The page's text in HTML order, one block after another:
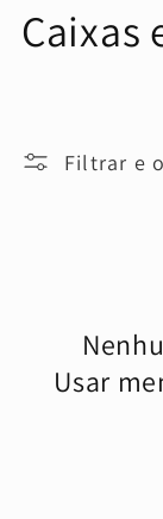
C
l
Caixas
Filtrar e
Usar